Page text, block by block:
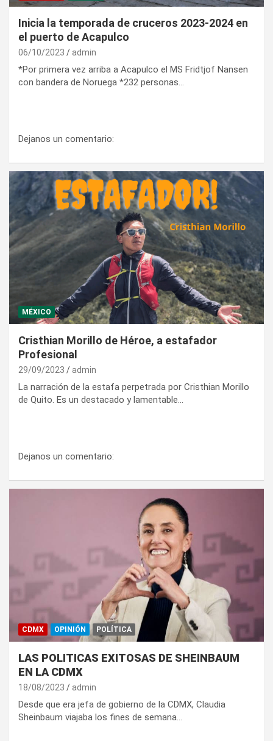
Inicia la temporada de cruceros 2023-2024 en
el puerto de Acapulco
06/10/2023 admin
*Por primera vez arriba a Acapulco el MS Fridtjof Nansen
con bandera de Noruega *232 personas…
Dejanos un comentario:
MÉXICO
Cristhian Morillo de Héroe, a estafador
Profesional
29/09/2023 admin
La narración de la estafa perpetrada por Cristhian Morillo
de Quito. Es un destacado y lamentable…
Dejanos un comentario:
CDMX OPINIÓN POLÍTICA
LAS POLITICAS EXITOSAS DE SHEINBAUM
EN LA CDMX
18/08/2023 admin
Desde que era jefa de gobierno de la CDMX, Claudia
Sheinbaum viajaba los fines de semana…